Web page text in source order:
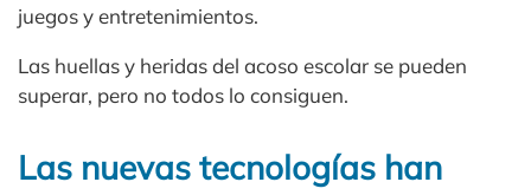
juegos y entretenimientos.
Las huellas y heridas del acoso escolar se pueden
superar, pero no todos lo consiguen.
Las nuevas tecnologías han